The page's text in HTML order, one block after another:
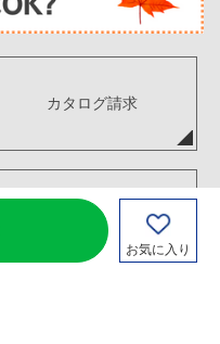
お気に入り
カタログ請求
FAX注文書ダウンロード